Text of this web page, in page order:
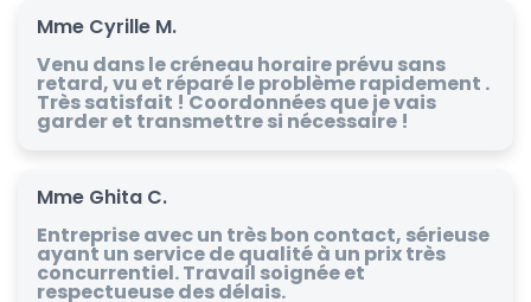
Mme Cyrille M.
Venu dans le créneau horaire prévu sans
retard, vu et réparé le problème rapidement .
Très satisfait ! Coordonnées que je vais
garder et transmettre si nécessaire !
Mme Ghita C.
Entreprise avec un très bon contact, sérieuse
ayant un service de qualité à un prix très
concurrentiel. Travail soignée et
respectueuse des délais.